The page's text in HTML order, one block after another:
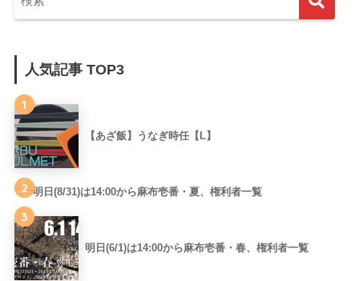
人気記事 TOP3
1
【あざ飯】うなぎ時任【L】
2 明日(8/31)は14:00から麻布壱番・夏、権利者一覧
3
明日(6/1)は14:00から麻布壱番・春、権利者一覧